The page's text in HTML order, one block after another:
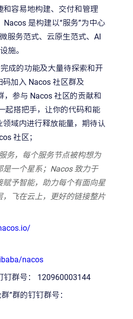
和容易地构建、交付和管理
是构建以“服务”为中心
服务范式、云原生范式、AI
施。
成的功能及大量待探索和开
加入 Nacos 社区群及
，参与 Nacos 社区的贡献和
起搭把手，让你的代码和能
域内进行释放能量，期待认
社区；
务，每个服务节点被构想为
一个星系；Nacos 致力于
赋予智能，助力每个有面向星
，飞在云上，更好的链接整片
nacos
钉群号： 120960003144
”群的钉钉群号：